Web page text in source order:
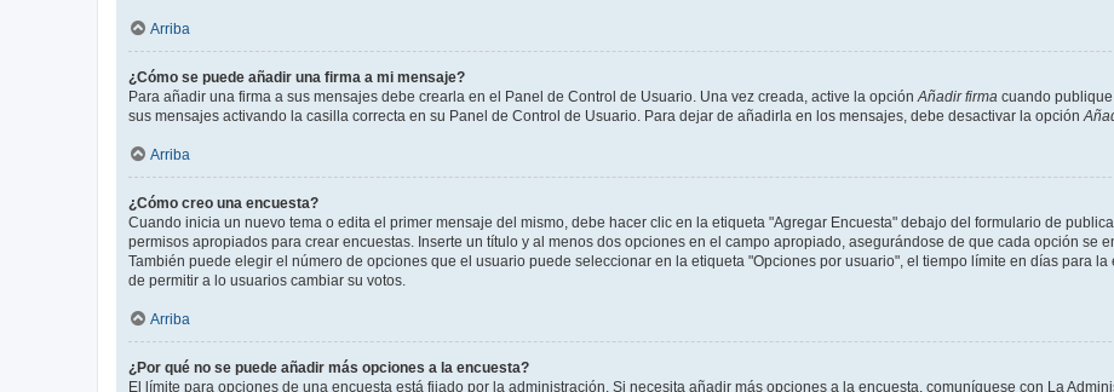
Arriba
¿Cómo se puede añadir una firma a mi mensaje?
Para añadir una firma a sus mensajes debe crearla en el Panel de Control de Usuario. Una vez creada, active la opción Añadir firma cuando
sus mensajes activando la casilla correcta en su Panel de Control de Usuario. Para dejar de añadirla en los mensajes, debe desactivar la opción
Arriba
¿Cómo creo una encuesta?
Cuando inicia un nuevo tema o edita el primer mensaje del mismo, debe hacer clic en la etiqueta "Agregar Encuesta" debajo del formulario de
permisos apropiados para crear encuestas. Inserte un título y al menos dos opciones en el campo apropiado, asegurándose de que cada opción se
También puede elegir el número de opciones que el usuario puede seleccionar en la etiqueta "Opciones por usuario", el tiempo límite en días para
de permitir a lo usuarios cambiar su votos.
Arriba
¿Por qué no se puede añadir más opciones a la encuesta?
El límite para opciones de una encuesta está fijado por la administración. Si necesita añadir más opciones a la encuesta, comuníquese con La